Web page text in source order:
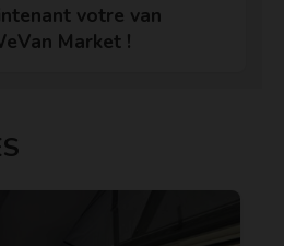
votre van
Market !